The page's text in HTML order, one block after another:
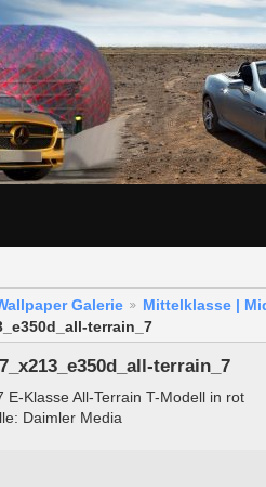
Galerie
Mittelklasse |
terrain_7
terrain_7
E-Klasse All-Terrain T-Modell in rot
Daimler Media